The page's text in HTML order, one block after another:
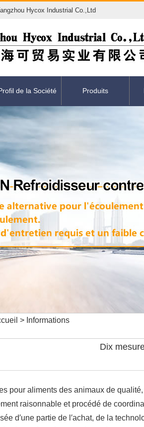
Hycox Industrial Co.,Ltd
de la Société Produits
> Informations
Dix
pour aliments des animaux de
raisonnable et procédé de
d′une partie de l′achat, de la